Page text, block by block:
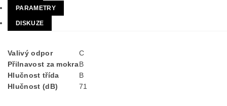
PARAMETRY
DISKUZE
Valivý odpor
C
Přilnavost za mokraB
Hlučnost třída
B
Hlučnost (dB)
71